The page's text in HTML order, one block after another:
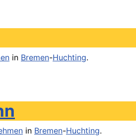
in Bremen-Huchting.
in Bremen-Huchting.